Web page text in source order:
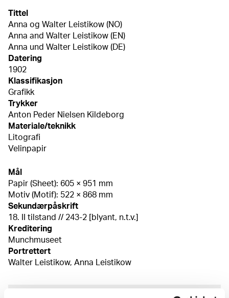
Tittel
Anna og Walter Leistikow (NO)
Anna and Walter Leistikow (EN)
Anna und Walter Leistikow (DE)
Datering
1902
Klassifikasjon
Grafikk
Trykker
Anton Peder Nielsen Kildeborg
Materiale/teknikk
Litografi
Velinpapir
Mål
Papir (Sheet): 605 × 951 mm
Motiv (Motif): 522 × 868 mm
Sekundærpåskrift
18. II tilstand // 243-2 [blyant, n.t.v.]
Kreditering
Munchmuseet
Portrettert
Walter Leistikow, Anna Leistikow